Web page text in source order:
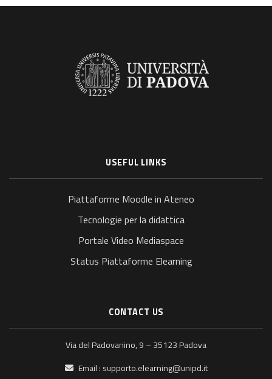
USEFUL LINKS
Piattaforme Moodle in Ateneo
Tecnologie per la didattica
Portale Video Mediaspace
Status Piattaforme Elearning
CONTACT US
Via del Padovanino, 9 – 35123 Padova
Email : supporto.elearning@unipd.it